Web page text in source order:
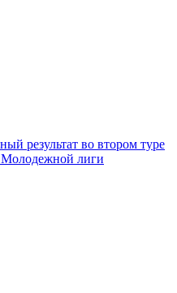
результат во втором туре
лиги